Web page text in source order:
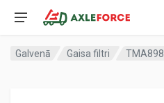
Galvenā Gaisa filtri TMA898